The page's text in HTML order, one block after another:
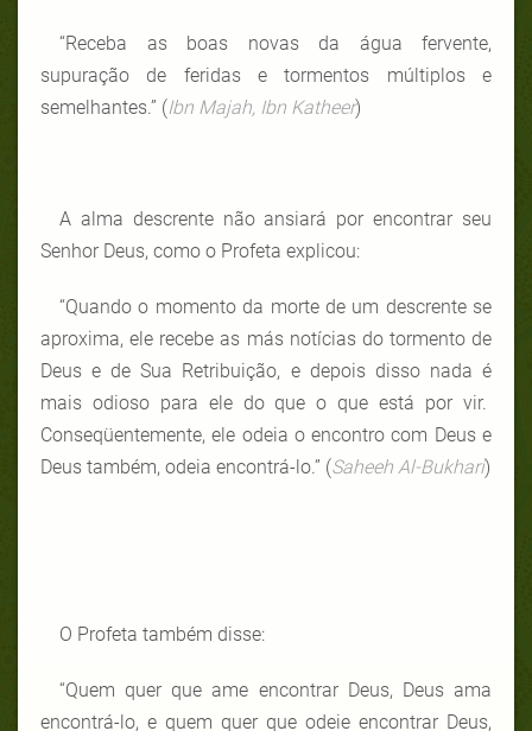
“Receba as boas novas da água fervente,
supuração de feridas e tormentos múltiplos e
semelhantes.” (Ibn Majah, Ibn Katheer)
A alma descrente não ansiará por encontrar seu
Senhor Deus, como o Profeta explicou:
“Quando o momento da morte de um descrente se
aproxima, ele recebe as más notícias do tormento de
Deus e de Sua Retribuição, e depois disso nada é
mais odioso para ele do que o que está por vir.
Conseqüentemente, ele odeia o encontro com Deus e
Deus também, odeia encontrá-lo.” (Saheeh Al-Bukhari)
O Profeta também disse:
“Quem quer que ame encontrar Deus, Deus ama
encontrá-lo, e quem quer que odeie encontrar Deus,